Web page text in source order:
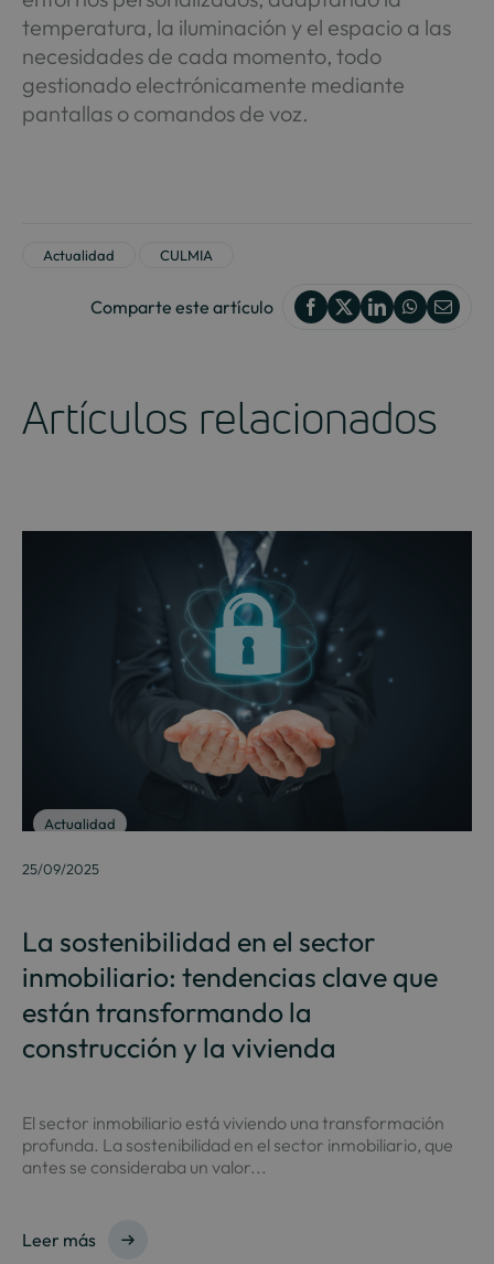
temperatura, la iluminación y el espacio a las
necesidades de cada momento, todo
gestionado electrónicamente mediante
pantallas o comandos de voz.
Actualidad CULMIA
Comparte este artículo
Artículos relacionados
Actualidad
25/09/2025
La sostenibilidad en el sector
inmobiliario: tendencias clave que
están transformando la
construcción y la vivienda
El sector inmobiliario está viviendo una transformación
profunda. La sostenibilidad en el sector inmobiliario, que
antes se consideraba un valor...
Leer más